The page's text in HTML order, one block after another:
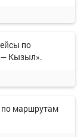
по
Кызыл».
по маршрутам